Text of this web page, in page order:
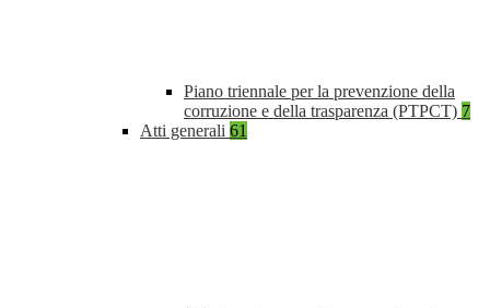
Piano triennale per la prevenzione della
corruzione e della trasparenza (PTPCT) 7
Atti generali 61